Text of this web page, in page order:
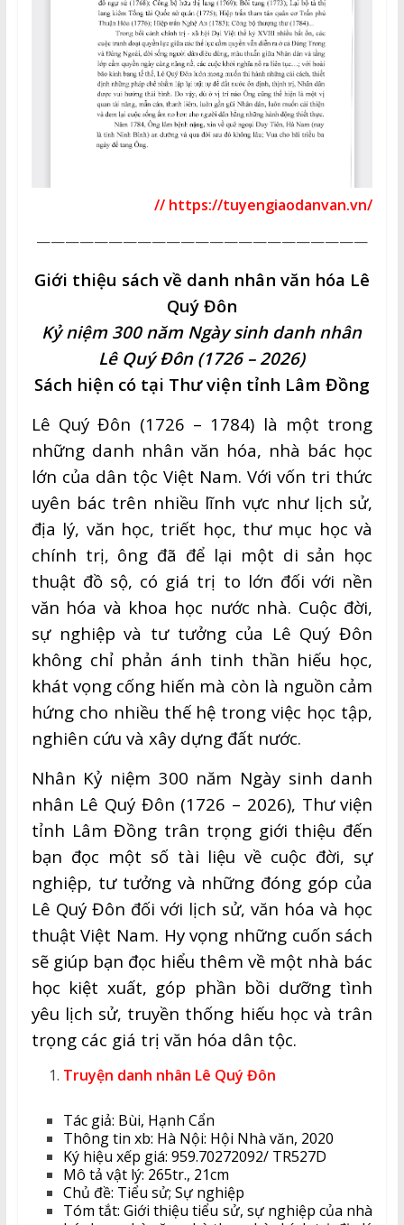
// https://tuyengiaodanvan.vn/
———————————————————————
Giới thiệu sách về danh nhân văn hóa Lê
Quý Đôn
Kỷ niệm 300 năm Ngày sinh danh nhân
Lê Quý Đôn (1726 – 2026)
Sách hiện có tại Thư viện tỉnh Lâm Đồng
Lê Quý Đôn (1726 – 1784) là một trong
những danh nhân văn hóa, nhà bác học
lớn của dân tộc Việt Nam. Với vốn tri thức
uyên bác trên nhiều lĩnh vực như lịch sử,
địa lý, văn học, triết học, thư mục học và
chính trị, ông đã để lại một di sản học
thuật đồ sộ, có giá trị to lớn đối với nền
văn hóa và khoa học nước nhà. Cuộc đời,
sự nghiệp và tư tưởng của Lê Quý Đôn
không chỉ phản ánh tinh thần hiếu học,
khát vọng cống hiến mà còn là nguồn cảm
hứng cho nhiều thế hệ trong việc học tập,
nghiên cứu và xây dựng đất nước.
Nhân Kỷ niệm 300 năm Ngày sinh danh
nhân Lê Quý Đôn (1726 – 2026), Thư viện
tỉnh Lâm Đồng trân trọng giới thiệu đến
bạn đọc một số tài liệu về cuộc đời, sự
nghiệp, tư tưởng và những đóng góp của
Lê Quý Đôn đối với lịch sử, văn hóa và học
thuật Việt Nam. Hy vọng những cuốn sách
sẽ giúp bạn đọc hiểu thêm về một nhà bác
học kiệt xuất, góp phần bồi dưỡng tình
yêu lịch sử, truyền thống hiếu học và trân
trọng các giá trị văn hóa dân tộc.
Truyện danh nhân Lê Quý Đôn
Tác giả: Bùi, Hạnh Cẩn
Thông tin xb: Hà Nội: Hội Nhà văn, 2020
Ký hiệu xếp giá: 959.70272092/ TR527D
Mô tả vật lý: 265tr., 21cm
Chủ đề: Tiểu sử; Sự nghiệp
Tóm tắt: Giới thiệu tiểu sử, sự nghiệp của nhà